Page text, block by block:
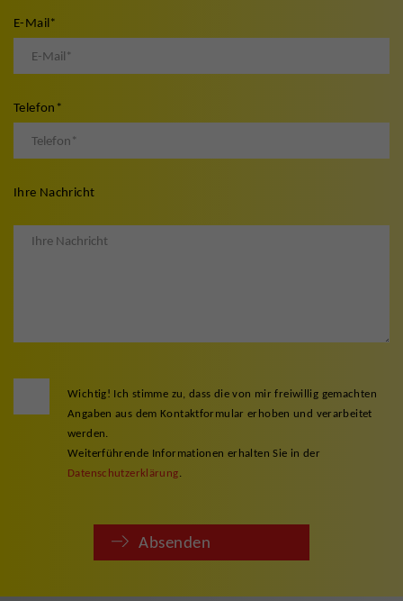
E-Mail*
Telefon *
Ihre Nachricht
Wichtig! Ich stimme zu, dass die von mir freiwillig gemachten
Angaben aus dem Kontaktformular erhoben und verarbeitet
werden.
Weiterführende Informationen erhalten Sie in der
Datenschutzerklärung.
Absenden